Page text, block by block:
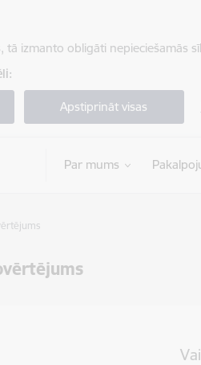
tā izmanto obligāti nepieciešamās
Apstiprināt visas
Par mums